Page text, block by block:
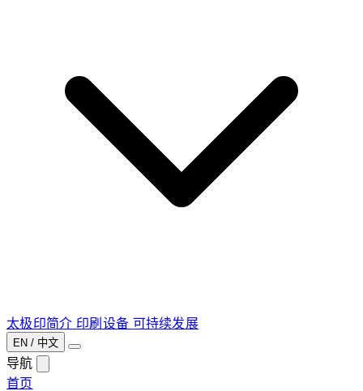
太极印简介 印刷设备 可持续发展
EN / 中文
导航
首页